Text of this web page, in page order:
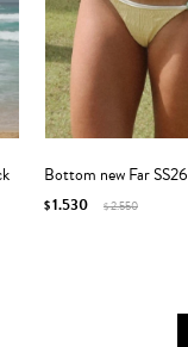
Bottom new Far
$1.530 $2.550